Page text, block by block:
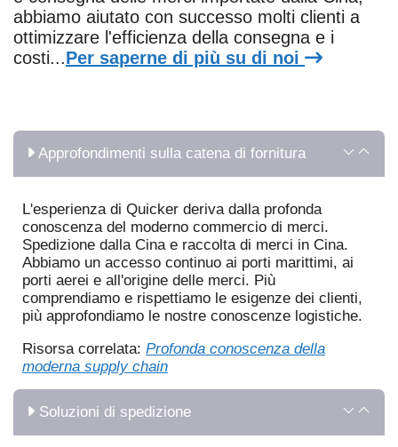
abbiamo aiutato con successo molti clienti a
ottimizzare l'efficienza della consegna e i
costi...Per saperne di più su di noi
Approfondimenti sulla catena di fornitura
L'esperienza di Quicker deriva dalla profonda
conoscenza del moderno commercio di merci.
Spedizione dalla Cina e raccolta di merci in Cina.
Abbiamo un accesso continuo ai porti marittimi, ai
porti aerei e all'origine delle merci. Più
comprendiamo e rispettiamo le esigenze dei clienti,
più approfondiamo le nostre conoscenze logistiche.
Risorsa correlata: Profonda conoscenza della
moderna supply chain
Soluzioni di spedizione